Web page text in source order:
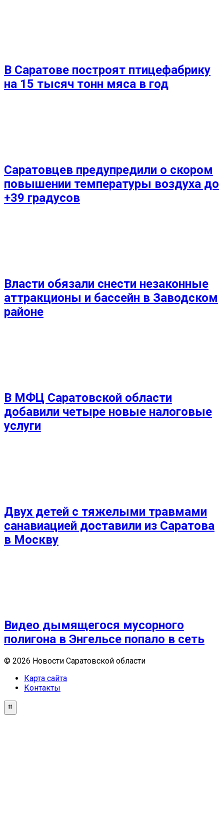
В Саратове построят птицефабрику
на 15 тысяч тонн мяса в год
Саратовцев предупредили о скором
повышении температуры воздуха до
+39 градусов
Власти обязали снести незаконные
аттракционы и бассейн в Заводском
районе
В МФЦ Саратовской области
добавили четыре новые налоговые
услуги
Двух детей с тяжелыми травмами
санавиацией доставили из Саратова
в Москву
Видео дымящегося мусорного
полигона в Энгельсе попало в сеть
© 2026 Новости Саратовской области
Карта сайта
Контакты